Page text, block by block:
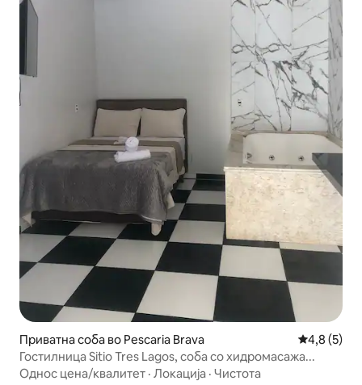
Приватна соба во Pescaria Brava Просечна
4,8 (5)
Гостилница Sitio Tres Lagos, соба со хидромасажа...
Однос цена/квалитет · Локација · Чистота